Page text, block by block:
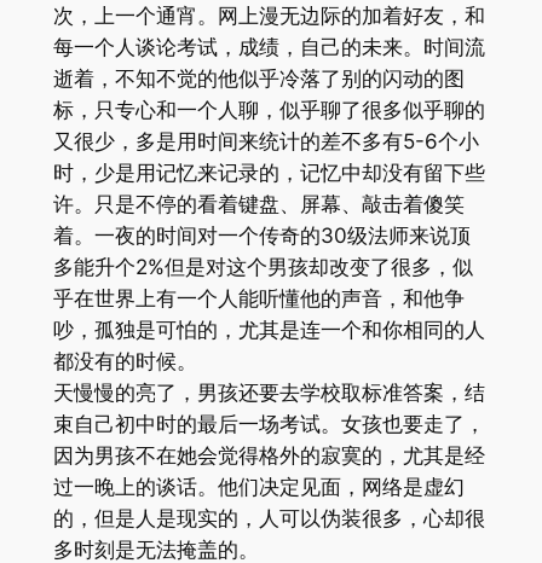
次，上一个通宵。网上漫无边际的加着好友，和
每一个人谈论考试，成绩，自己的未来。时间流
逝着，不知不觉的他似乎冷落了别的闪动的图
标，只专心和一个人聊，似乎聊了很多似乎聊的
又很少，多是用时间来统计的差不多有5-6个小
时，少是用记忆来记录的，记忆中却没有留下些
许。只是不停的看着键盘、屏幕、敲击着傻笑
着。一夜的时间对一个传奇的30级法师来说顶
多能升个2%但是对这个男孩却改变了很多，似
乎在世界上有一个人能听懂他的声音，和他争
吵，孤独是可怕的，尤其是连一个和你相同的人
都没有的时候。
天慢慢的亮了，男孩还要去学校取标准答案，结
束自己初中时的最后一场考试。女孩也要走了，
因为男孩不在她会觉得格外的寂寞的，尤其是经
过一晚上的谈话。他们决定见面，网络是虚幻
的，但是人是现实的，人可以伪装很多，心却很
多时刻是无法掩盖的。